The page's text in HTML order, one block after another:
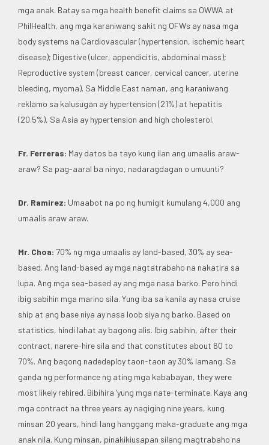
mga anak. Batay sa mga health benefit claims sa OWWA at
PhilHealth, ang mga karaniwang sakit ng OFWs ay nasa mga
body systems na Cardiovascular (hypertension, ischemic heart
disease); Digestive (ulcer, appendicitis, abdominal mass);
Reproductive system (breast cancer, cervical cancer, uterine
bleeding, myoma). Sa Middle East naman, ang karaniwang
reklamo sa kalusugan ay hypertension (21%) at hepatitis
(20.5%), Sa Asia ay hypertension and high cholesterol.
Fr. Ferreras: May datos ba tayo kung ilan ang umaalis araw-
araw? Sa pag-aaral ba ninyo, nadaragdagan o umuunti?
Dr. Ramirez: Umaabot na po ng humigit kumulang 4,000 ang
umaalis araw araw.
Mr. Choa: 70% ng mga umaalis ay land-based, 30% ay sea-
based. Ang land-based ay mga nagtatrabaho na nakatira sa
lupa. Ang mga sea-based ay ang mga nasa barko. Pero hindi
ibig sabihin mga marino sila. Yung iba sa kanila ay nasa cruise
ship at ang base niya ay nasa loob siya ng barko. Based on
statistics, hindi lahat ay bagong alis. Ibig sabihin, after their
contract, narere-hire sila and that constitutes about 60 to
70%. Ang bagong nadedeploy taon-taon ay 30% lamang. Sa
ganda ng performance ng ating mga kababayan, they were
most likely rehired. Bibihira ‘yung mga nate-terminate. Kaya ang
mga contract na three years ay nagiging nine years, kung
minsan 20 years, hindi lang hanggang maka-graduate ang mga
anak nila. Kung minsan, pinakikiusapan silang magtrabaho na